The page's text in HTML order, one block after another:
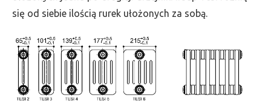
855,
2591
się od siebie ilością rurek ułożonych za sobą.